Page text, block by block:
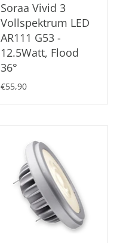
Soraa Vivid 3
Vollspektrum LED
AR111 G53 -
12.5Watt, Flood
36°
€55,90